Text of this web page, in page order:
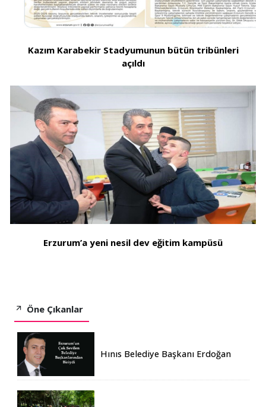
Kazım Karabekir Stadyumunun bütün tribünleri
açıldı
Erzurum’a yeni nesil dev eğitim kampüsü
Öne Çıkanlar
Hınıs Belediye Başkanı Erdoğan